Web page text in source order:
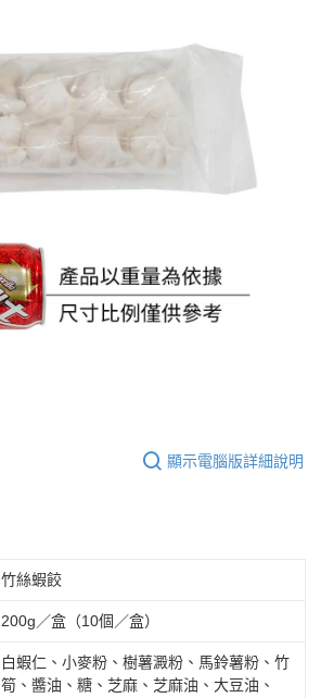
顯示電腦版詳細說明
竹絲蝦餃
200g／盒（10個／盒）
白蝦仁、小麥粉、樹薯澱粉、馬鈴薯粉、竹
筍、醬油、糖、芝麻、芝麻油、大豆油、